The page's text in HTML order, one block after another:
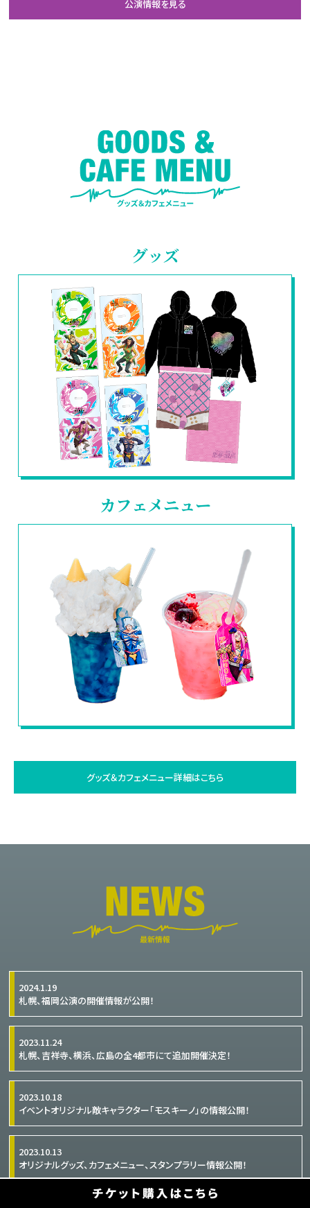
グッズ
カフェメニュー
グッズ＆カフェメニュー詳細はこちら
2024.1.19
札幌、福岡公演の開催情報が公開！
2023.11.24
札幌、吉祥寺、横浜、広島の全4都市にて追加開催決定！
2023.10.18
イベントオリジナル敵キャラクター「モスキーノ」の情報公開！
2023.10.13
オリジナルグッズ、カフェメニュー、スタンプラリー情報公開！